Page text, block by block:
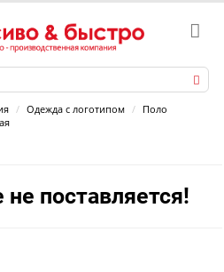
Одежда с логотипом
Поло
поставляется!